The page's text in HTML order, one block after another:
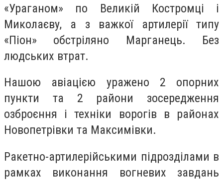
«Ураганом» по Великій Костромці і
Миколаєву, а з важкої артилерії типу
«Піон» обстріляно Марганець. Без
людських втрат.
Нашою авіацією уражено 2 опорних
пункти та 2 райони зосередження
озброєння і техніки ворогів в районах
Новопетрівки та Максимівки.
Ракетно-артилерійськими підрозділами в
рамках виконання вогневих завдань